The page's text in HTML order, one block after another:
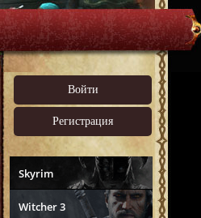
Войти
Регистрация
Skyrim
Witcher 3